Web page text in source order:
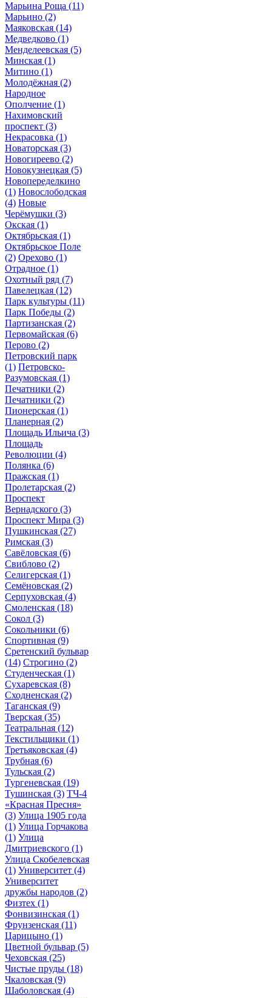
Марьина Роща (11)
Марьино (2)
Маяковская (14)
Медведково (1)
Менделеевская (5)
Минская (1)
Митино (1)
Молодёжная (2)
Народное
Ополчение (1)
Нахимовский
проспект (3)
Некрасовка (1)
Новаторская (3)
Новогиреево (2)
Новокузнецкая (5)
Новопеределкино
(1) Новослободская
(4) Новые
Черёмушки (3)
Окская (1)
Октябрьская (1)
Октябрьское Поле
(2) Орехово (1)
Отрадное (1)
Охотный ряд (7)
Павелецкая (12)
Парк культуры (11)
Парк Победы (2)
Партизанская (2)
Первомайская (6)
Перово (2)
Петровский парк
(1) Петровско-
Разумовская (1)
Печатники (2)
Печатники (2)
Пионерская (1)
Планерная (2)
Площадь Ильича (3)
Площадь
Революции (4)
Полянка (6)
Пражская (1)
Пролетарская (2)
Проспект
Вернадского (3)
Проспект Мира (3)
Пушкинская (27)
Римская (3)
Савёловская (6)
Свиблово (2)
Селигерская (1)
Семёновская (2)
Серпуховская (4)
Смоленская (18)
Сокол (3)
Сокольники (6)
Спортивная (9)
Сретенский бульвар
(14) Строгино (2)
Студенческая (1)
Сухаревская (8)
Сходненская (2)
Таганская (9)
Тверская (35)
Театральная (12)
Текстильщики (1)
Третьяковская (4)
Трубная (6)
Тульская (2)
Тургеневская (19)
Тушинская (3) ТЧ-4
«Красная Пресня»
(3) Улица 1905 года
(1) Улица Горчакова
(1) Улица
Дмитриевского (1)
Улица Скобелевская
(1) Университет (4)
Университет
дружбы народов (2)
Физтех (1)
Фонвизинская (1)
Фрунзенская (11)
Царицыно (1)
Цветной бульвар (5)
Чеховская (25)
Чистые пруды (18)
Чкаловская (9)
Шаболовская (4)